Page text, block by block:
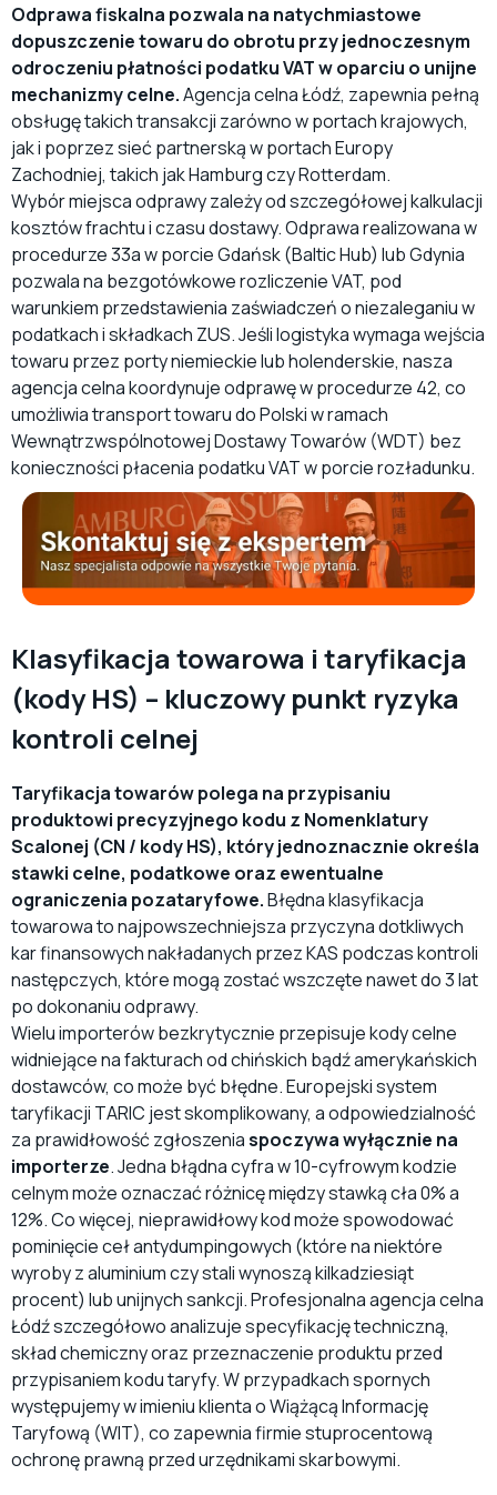
Odprawa fiskalna pozwala na natychmiastowe
dopuszczenie towaru do obrotu przy jednoczesnym
odroczeniu płatności podatku VAT w oparciu o unijne
mechanizmy celne.Agencja celna Łódź, zapewnia pełną
obsługę takich transakcji zarówno w portach krajowych,
jak i poprzez sieć partnerską w portach Europy
Zachodniej, takich jak Hamburg czy Rotterdam.
Wybór miejsca odprawy zależy od szczegółowej kalkulacji
kosztów frachtu i czasu dostawy. Odprawa realizowana w
procedurze 33a w porcie Gdańsk (Baltic Hub) lub Gdynia
pozwala na bezgotówkowe rozliczenie VAT, pod
warunkiem przedstawienia zaświadczeń o niezaleganiu w
podatkach i składkach ZUS. Jeśli logistyka wymaga wejścia
towaru przez porty niemieckie lub holenderskie, nasza
agencja celna koordynuje odprawę w procedurze 42, co
umożliwia transport towaru do Polski w ramach
Wewnątrzwspólnotowej Dostawy Towarów (WDT) bez
konieczności płacenia podatku VAT w porcie rozładunku.
Klasyfikacja towarowa i taryfikacja
(kody HS) – kluczowy punkt ryzyka
kontroli celnej
Taryfikacja towarów polega na przypisaniu
produktowi precyzyjnego kodu z Nomenklatury
Scalonej (CN / kody HS), który jednoznacznie określa
stawki celne, podatkowe oraz ewentualne
ograniczenia pozataryfowe.Błędna klasyfikacja
towarowa to najpowszechniejsza przyczyna dotkliwych
kar finansowych nakładanych przez KAS podczas kontroli
następczych, które mogą zostać wszczęte nawet do 3 lat
po dokonaniu odprawy.
Wielu importerów bezkrytycznie przepisuje kody celne
widniejące na fakturach od chińskich bądź amerykańskich
dostawców, co może być błędne. Europejski system
taryfikacji TARIC jest skomplikowany, a odpowiedzialność
za prawidłowość zgłoszeniaspoczywa wyłącznie na
importerze. Jedna błądna cyfra w 10-cyfrowym kodzie
celnym może oznaczać różnicę między stawką cła 0% a
12%. Co więcej, nieprawidłowy kod może spowodować
pominięcie ceł antydumpingowych (które na niektóre
wyroby z aluminium czy stali wynoszą kilkadziesiąt
procent) lub unijnych sankcji. Profesjonalna agencja celna
Łódź szczegółowo analizuje specyfikację techniczną,
skład chemiczny oraz przeznaczenie produktu przed
przypisaniem kodu taryfy. W przypadkach spornych
występujemy w imieniu klienta o Wiążącą Informację
Taryfową (WIT), co zapewnia firmie stuprocentową
ochronę prawną przed urzędnikami skarbowymi.